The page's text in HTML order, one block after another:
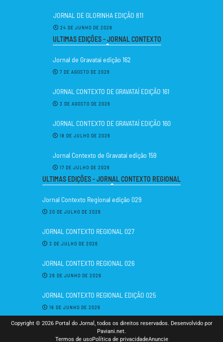
JORNAL DE GLORINHA EDIÇÃO 811
24 DE JUNHO DE 2026
ULTIMAS EDIÇÕES - JORNAL CONTEXTO
Jornal de Gravataí edição 162
7 DE AGOSTO DE 2026
JORNAL CONTEXTO DE GRAVATAÍ EDIÇÃO 161
3 DE AGOSTO DE 2026
JORNAL CONTEXTO DE GRAVATAÍ EDIÇÃO 160
18 DE JULHO DE 2026
Jornal Contexto de Gravataí edição 159
17 DE JULHO DE 2026
ULTIMAS EDIÇÕES - JORNAL CONTEXTO REGIONAL
Jornal Contexto Regional edição 029
20 DE JULHO DE 2026
JORNAL CONTEXTO REGIONAL 027
3 DE JULHO DE 2026
JORNAL CONTEXTO REGIONAL 026
26 DE JUNHO DE 2026
JORNAL CONTEXTO REGIONAL EDIÇÃO 025
19 DE JUNHO DE 2026
Copyright © 2026 Portal do Jornal, todos os direitos reservados. Desenvolvido por
Paviani.net.
Termos de usoPolítica de privacidadeAnuncie